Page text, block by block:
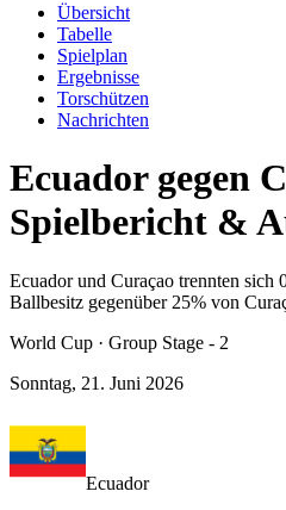
Übersicht
Tabelle
Spielplan
Ergebnisse
Torschützen
Nachrichten
Ecuador gegen
Spielbericht &
Ecuador und Curaçao trennten sich
Ballbesitz gegenüber 25% von
World Cup · Group Stage - 2
Sonntag, 21. Juni 2026
Ecuador